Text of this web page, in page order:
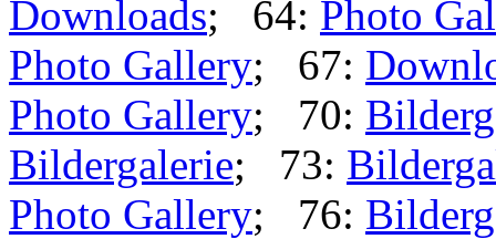
Downloads; 64: Photo
Photo Gallery; 67:
Photo Gallery; 70:
Bildergalerie; 73:
Photo Gallery; 76: